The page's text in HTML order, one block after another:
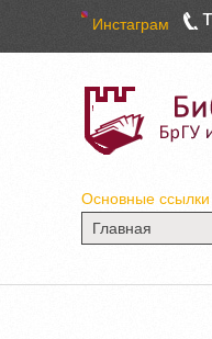
Инстаграм
Основные ссылки